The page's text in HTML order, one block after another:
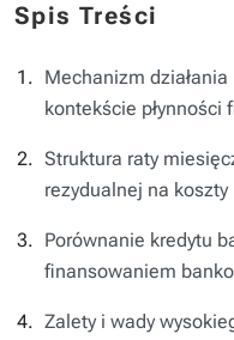
Spis Treści
Mechanizm
kontekście płynności
Struktura raty
rezydualnej na koszty
Porównanie kredytu
finansowaniem
Zalety i wady